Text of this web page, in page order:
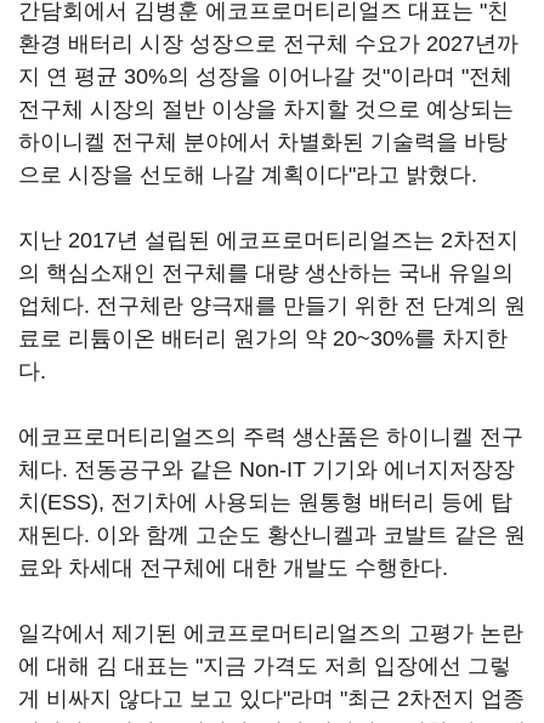
간담회에서 김병훈 에코프로머티리얼즈 대표는 "친
환경 배터리 시장 성장으로 전구체 수요가 2027년까
지 연 평균 30%의 성장을 이어나갈 것"이라며 "전체
전구체 시장의 절반 이상을 차지할 것으로 예상되는
하이니켈 전구체 분야에서 차별화된 기술력을 바탕
으로 시장을 선도해 나갈 계획이다"라고 밝혔다.
지난 2017년 설립된 에코프로머티리얼즈는 2차전지
의 핵심소재인 전구체를 대량 생산하는 국내 유일의
업체다. 전구체란 양극재를 만들기 위한 전 단계의 원
료로 리튬이온 배터리 원가의 약 20~30%를 차지한
다.
에코프로머티리얼즈의 주력 생산품은 하이니켈 전구
체다. 전동공구와 같은 Non-IT 기기와 에너지저장장
치(ESS), 전기차에 사용되는 원통형 배터리 등에 탑
재된다. 이와 함께 고순도 황산니켈과 코발트 같은 원
료와 차세대 전구체에 대한 개발도 수행한다.
일각에서 제기된 에코프로머티리얼즈의 고평가 논란
에 대해 김 대표는 "지금 가격도 저희 입장에선 그렇
게 비싸지 않다고 보고 있다"라며 "최근 2차전지 업종